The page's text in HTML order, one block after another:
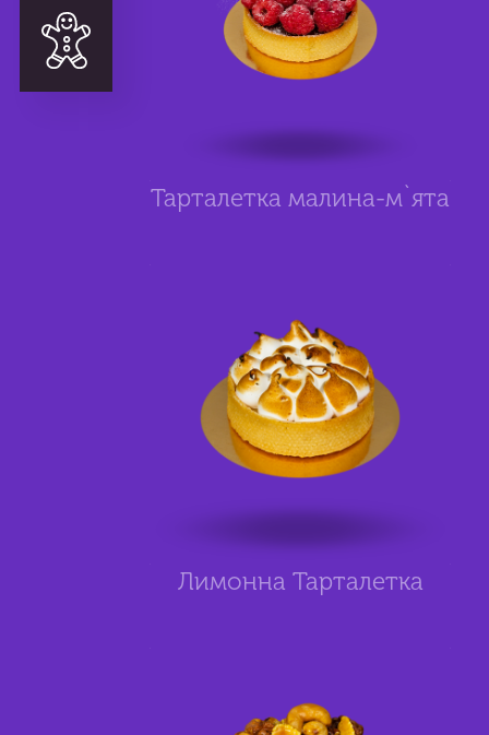
Подарки
Тарталетка малина-м`ята
Лимонна Тарталетка